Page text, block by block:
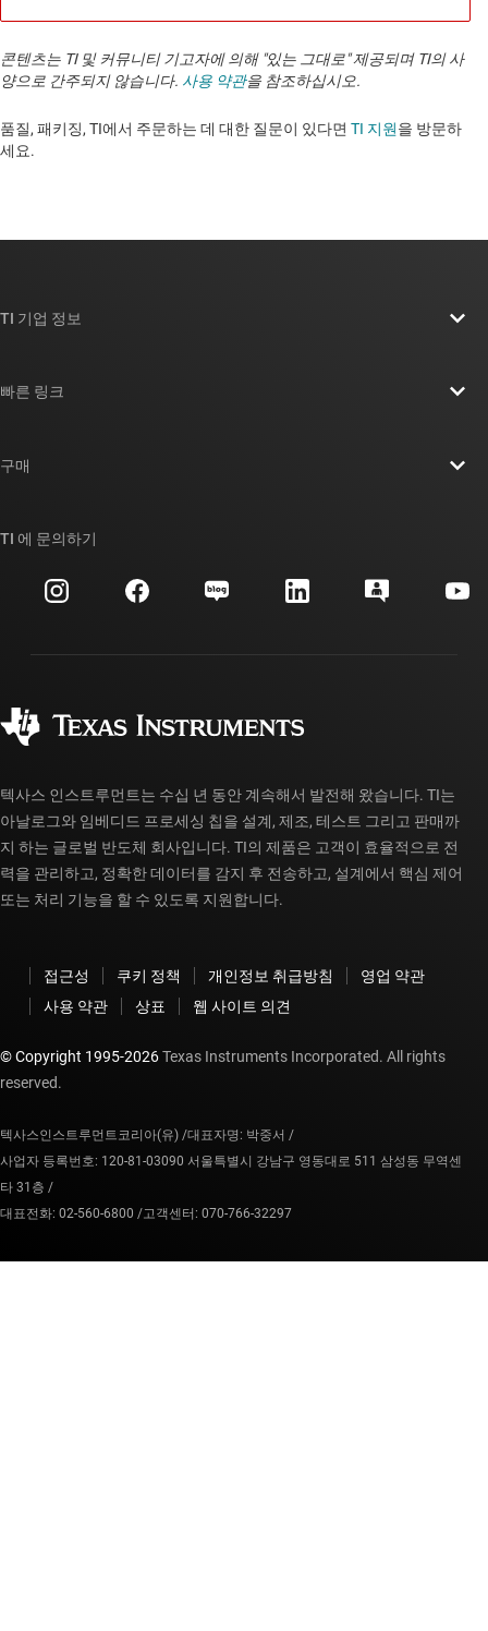
콘텐츠는 TI 및 커뮤니티 기고자에 의해 "있는 그대로" 제공되며 TI의 사
양으로 간주되지 않습니다. 사용 약관을 참조하십시오.
품질, 패키징, TI에서 주문하는 데 대한 질문이 있다면 TI 지원을 방문하
세요. ​​​​​​​​​​​​​​
TI 기업 정보
투자 관계
제조
빠른 링크
대체품 검색
고객 지원 센터
myTI 계정 FAQ
구매
주문 FAQ
TI 에 문의하기
텍사스 인스트루먼트는 수십 년 동안 계속해서 발전해 왔습니다. TI는
아날로그와 임베디드 프로세싱 칩을 설계, 제조, 테스트 그리고 판매까
지 하는 글로벌 반도체 회사입니다. TI의 제품은 고객이 효율적으로 전
력을 관리하고, 정확한 데이터를 감지 후 전송하고, 설계에서 핵심 제어
또는 처리 기능을 할 수 있도록 지원합니다.
접근성 쿠키 정책 개인정보 취급방침
영업 약관
사용 약관
상표 웹 사이트 의견
© Copyright 1995-2026Texas Instruments Incorporated. All rights
reserved.
텍사스인스트루먼트코리아(유) /대표자명: 박중서 /
사업자 등록번호: 120-81-03090 서울특별시 강남구 영동대로 511 삼성동 무역센
타 31층 /
대표전화: 02-560-6800 /고객센터: 070-766-32297